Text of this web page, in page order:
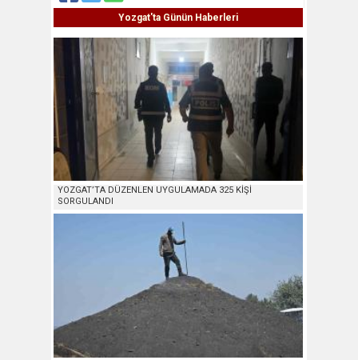
Yozgat'ta Günün Haberleri
YOZGAT’TA DÜZENLEN UYGULAMADA 325 KİŞİ
SORGULANDI